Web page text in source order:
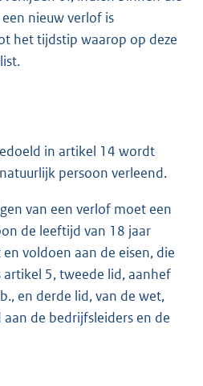
nieuw verlof is
het tijdstip waarop op deze
in artikel 14 wordt
persoon verleend.
van een verlof moet een
de leeftijd van 18 jaar
voldoen aan de eisen, die
5, tweede lid, aanhef
en derde lid, van de wet,
de bedrijfsleiders en de